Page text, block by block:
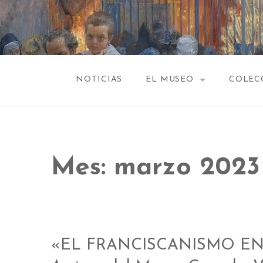
Saltar
al
contenido
NOTICIAS EL MUSEO
SALA
SALA
Mes: marzo 2023
«EL FRANCISCANISMO